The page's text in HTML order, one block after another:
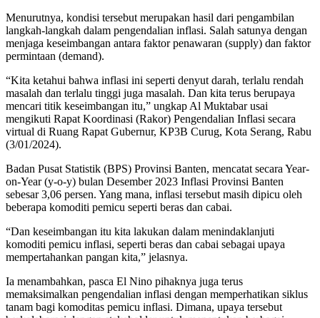
Menurutnya, kondisi tersebut merupakan hasil dari pengambilan
langkah-langkah dalam pengendalian inflasi. Salah satunya dengan
menjaga keseimbangan antara faktor penawaran (supply) dan faktor
permintaan (demand).
“Kita ketahui bahwa inflasi ini seperti denyut darah, terlalu rendah
masalah dan terlalu tinggi juga masalah. Dan kita terus berupaya
mencari titik keseimbangan itu,” ungkap Al Muktabar usai
mengikuti Rapat Koordinasi (Rakor) Pengendalian Inflasi secara
virtual di Ruang Rapat Gubernur, KP3B Curug, Kota Serang, Rabu
(3/01/2024).
Badan Pusat Statistik (BPS) Provinsi Banten, mencatat secara Year-
on-Year (y-o-y) bulan Desember 2023 Inflasi Provinsi Banten
sebesar 3,06 persen. Yang mana, inflasi tersebut masih dipicu oleh
beberapa komoditi pemicu seperti beras dan cabai.
“Dan keseimbangan itu kita lakukan dalam menindaklanjuti
komoditi pemicu inflasi, seperti beras dan cabai sebagai upaya
mempertahankan pangan kita,” jelasnya.
Ia menambahkan, pasca El Nino pihaknya juga terus
memaksimalkan pengendalian inflasi dengan memperhatikan siklus
tanam bagi komoditas pemicu inflasi. Dimana, upaya tersebut